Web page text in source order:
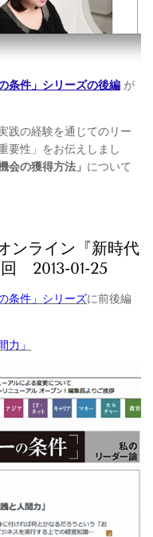
条件」シリーズの後編 が
実践の経験を通じてのリー
要性」をお伝えしまし
会の獲得方法」 について
ンライン『新時代
2013-01-25
条件」シリーズに前後編
力」